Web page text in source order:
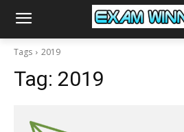
Tags 2019
Tag: 2019